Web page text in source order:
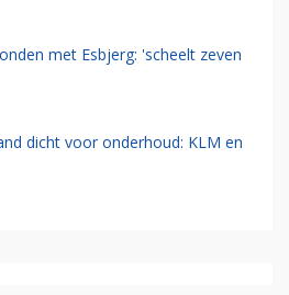
met Esbjerg: 'scheelt zeven
dicht voor onderhoud: KLM en